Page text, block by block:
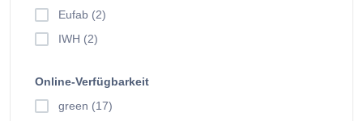
Eufab (2)
IWH (2)
Online-Verfügbarkeit
green (17)